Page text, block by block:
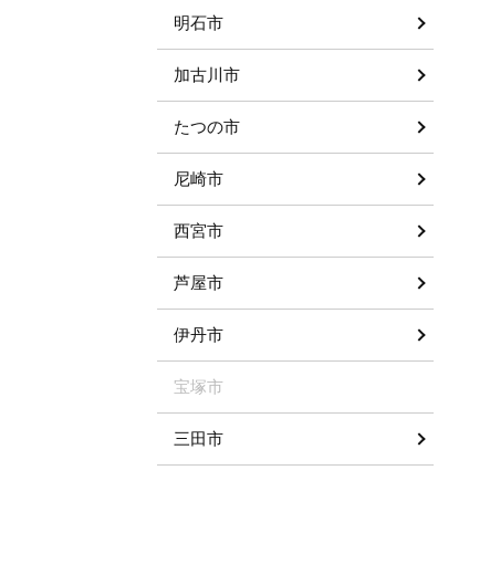
明石市
加古川市
たつの市
尼崎市
西宮市
芦屋市
伊丹市
宝塚市
三田市